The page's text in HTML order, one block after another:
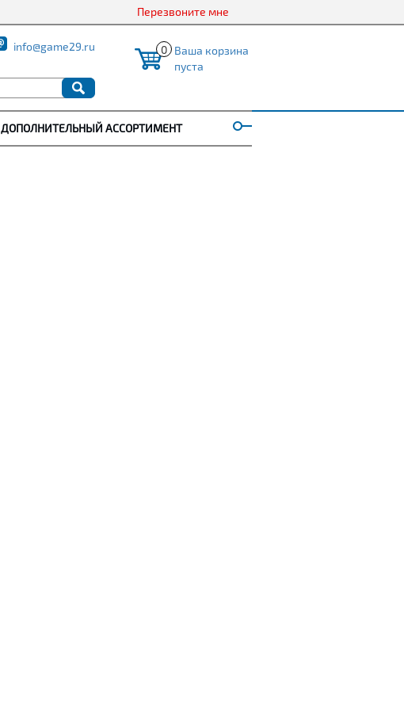
Перезвоните мне
info@game29.ru 0 Ваша корзина
пуста
ДОПОЛНИТЕЛЬНЫЙ АССОРТИМЕНТ